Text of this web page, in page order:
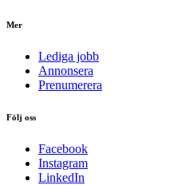
Mer
Lediga jobb
Annonsera
Prenumerera
Följ oss
Facebook
Instagram
LinkedIn